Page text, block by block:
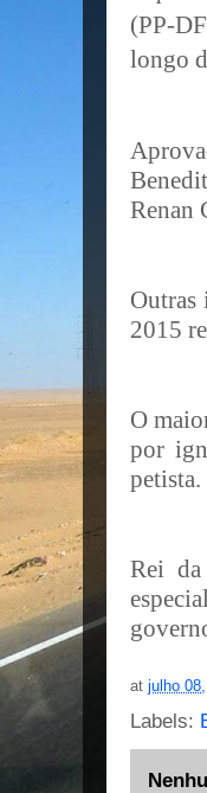
(PP-
longo
Renan
Outras
2015
O
por
petista.
Rei
at julho
Labels: